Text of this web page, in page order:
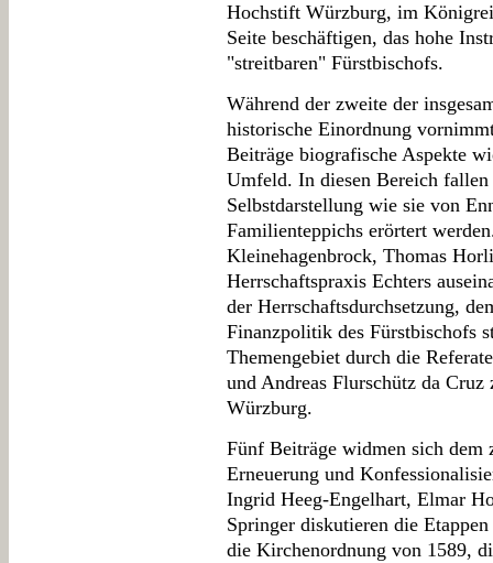
Hochstift Würzburg, im
Seite beschäftigen, das hohe
"streitbaren" Fürstbischofs.
Während der zweite der
historische Einordnung
Beiträge biografische Aspekte
Umfeld. In diesen Bereich fallen
Selbstdarstellung wie sie von
Familienteppichs erörtert
Kleinehagenbrock, Thomas
Herrschaftspraxis Echters
der Herrschaftsdurchsetzung,
Finanzpolitik des Fürstbischofs
Themengebiet durch die
und Andreas Flurschütz da
Würzburg.
Fünf Beiträge widmen sich dem
Erneuerung und
Ingrid Heeg-Engelhart, Elmar
Springer diskutieren die
die Kirchenordnung von 1589,